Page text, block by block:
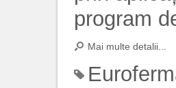
program
Mai multe detalii...